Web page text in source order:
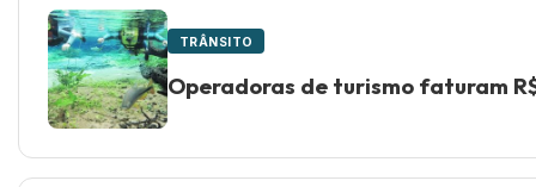
TRÂNSITO
Operadoras de turismo faturam